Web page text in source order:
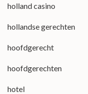
holland casino
hollandse gerechten
hoofdgerecht
hoofdgerechten
hotel